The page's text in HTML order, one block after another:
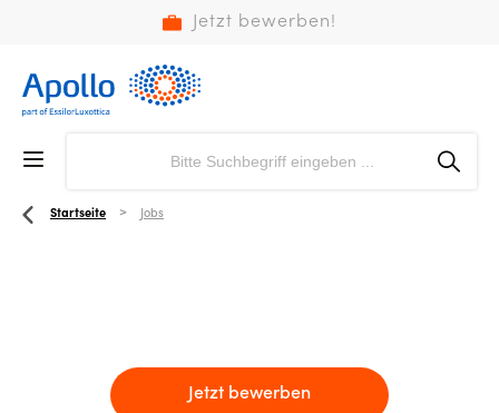
Jetzt bewerben!
Startseite Jobs
Jetzt bewerben